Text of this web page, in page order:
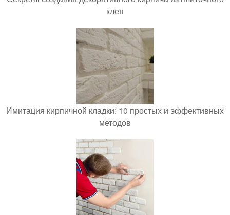
клея
Имитация кирпичной кладки: 10 простых и эффективных
методов